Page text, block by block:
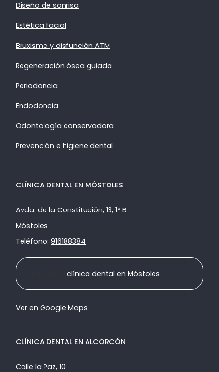
Diseño de sonrisa
Estética facial
Bruxismo y disfunción ATM
Regeneración ósea guiada
Periodoncia
Endodoncia
Odontología conservadora
Prevención e higiene dental
CLÍNICA DENTAL EN MÓSTOLES
Avda. de la Constitución, 13, 1º B
Móstoles
Teléfono:916188384
Ir a nuestraclínica dental en Móstoles
Ver en Google Maps
CLÍNICA DENTAL EN ALCORCÓN
Calle la Paz, 10